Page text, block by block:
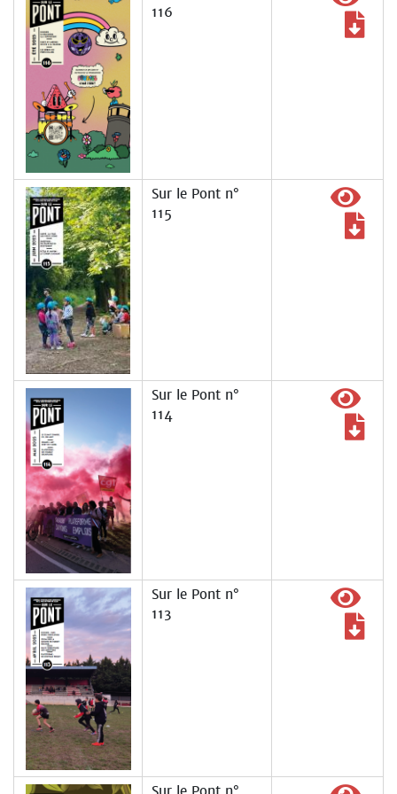
116
Sur le Pont n°
115
Sur le Pont n°
114
Sur le Pont n°
113